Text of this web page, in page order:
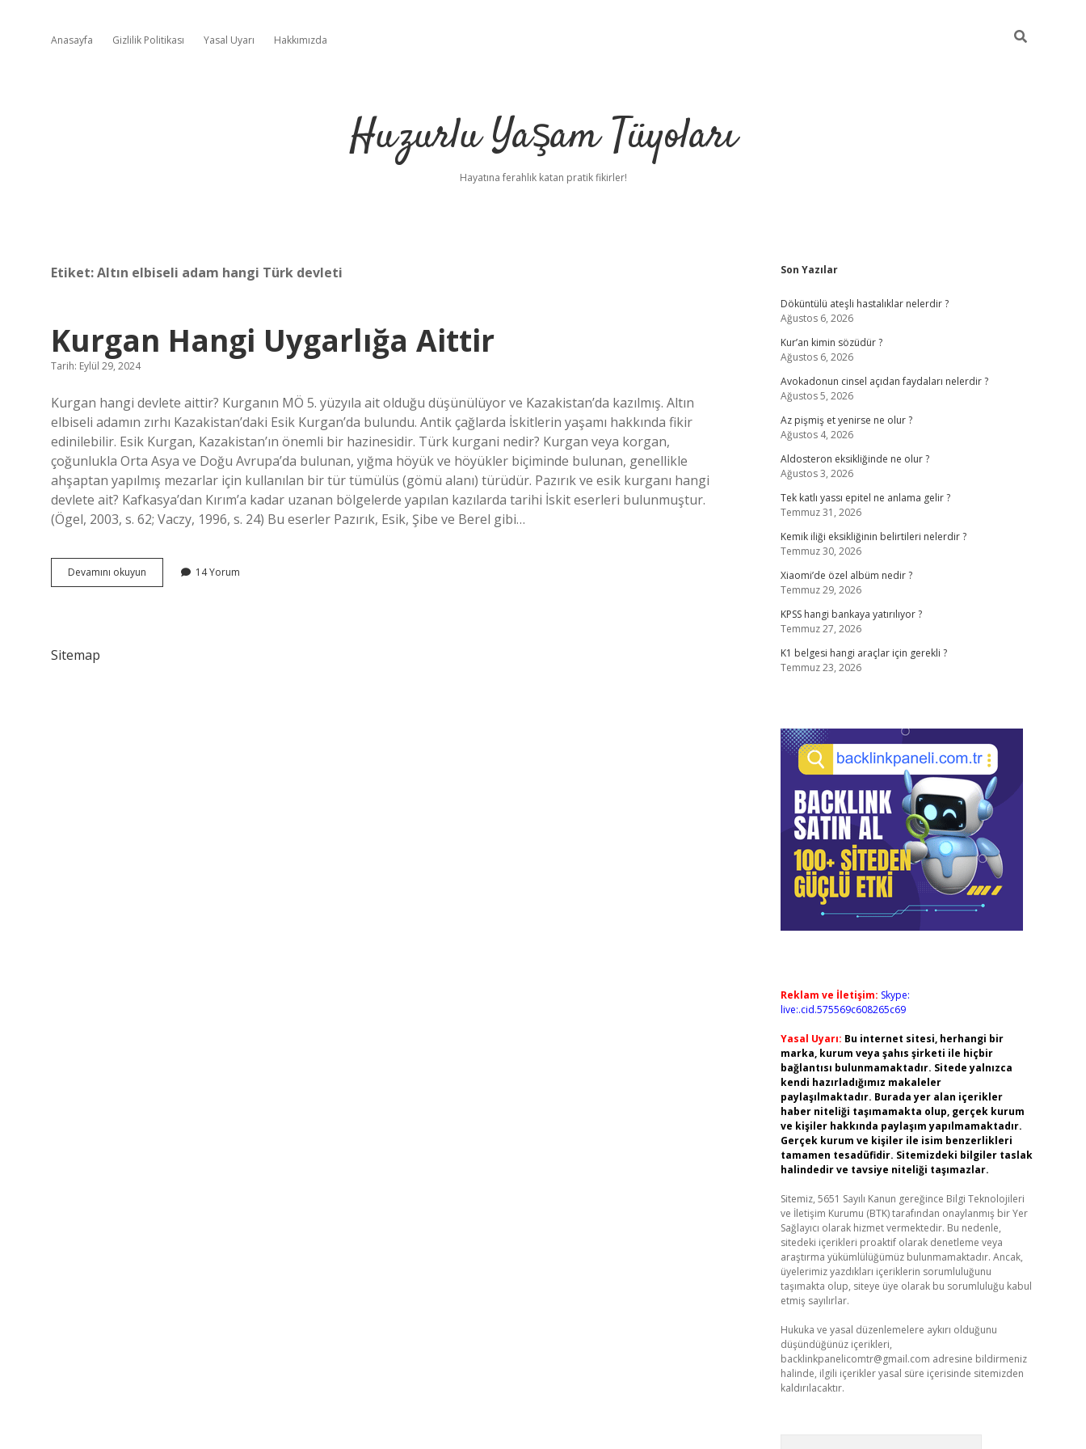
Anasayfa Gizlilik Politikası Yasal Uyarı Hakkımızda
Huzurlu Yaşam Tüyoları
Hayatına ferahlık katan pratik fikirler!
Etiket:Altın elbiseli adam hangi Türk devleti
Kurgan Hangi Uygarlığa Aittir
Tarih: Eylül 29, 2024
Kurgan hangi devlete aittir? Kurganın MÖ 5. yüzyıla ait olduğu düşünülüyor ve Kazakistan’da kazılmış. Altın
elbiseli adamın zırhı Kazakistan’daki Esik Kurgan’da bulundu. Antik çağlarda İskitlerin yaşamı hakkında fikir
edinilebilir. Esik Kurgan, Kazakistan’ın önemli bir hazinesidir. Türk kurgani nedir? Kurgan veya korgan,
çoğunlukla Orta Asya ve Doğu Avrupa’da bulunan, yığma höyük ve höyükler biçiminde bulunan, genellikle
ahşaptan yapılmış mezarlar için kullanılan bir tür tümülüs (gömü alanı) türüdür. Pazırık ve esik kurganı hangi
devlete ait? Kafkasya’dan Kırım’a kadar uzanan bölgelerde yapılan kazılarda tarihi İskit eserleri bulunmuştur.
(Ögel, 2003, s. 62; Vaczy, 1996, s. 24) Bu eserler Pazırık, Esik, Şibe ve Berel gibi…
Devamını okuyun
Hangi
14 Yorum
Sitemap
Sidebar
Son Yazılar
Döküntülü ateşli hastalıklar nelerdir ?
Ağustos 6, 2026
Kur’an kimin sözüdür ?
Ağustos 6, 2026
Avokadonun cinsel açıdan faydaları nelerdir ?
Ağustos 5, 2026
Az pişmiş et yenirse ne olur ?
Ağustos 4, 2026
Aldosteron eksikliğinde ne olur ?
Ağustos 3, 2026
Tek katlı yassı epitel ne anlama gelir ?
Temmuz 31, 2026
Kemik iliği eksikliğinin belirtileri nelerdir ?
Temmuz 30, 2026
Xiaomi’de özel albüm nedir ?
Temmuz 29, 2026
KPSS hangi bankaya yatırılıyor ?
Temmuz 27, 2026
K1 belgesi hangi araçlar için gerekli ?
Temmuz 23, 2026
Reklam ve İletişim: Skype:
live:.cid.575569c608265c69
Yasal Uyarı: Bu internet sitesi, herhangi bir
marka, kurum veya şahıs şirketi ile hiçbir
bağlantısı bulunmamaktadır. Sitede yalnızca
kendi hazırladığımız makaleler
paylaşılmaktadır. Burada yer alan içerikler
haber niteliği taşımamakta olup, gerçek kurum
ve kişiler hakkında paylaşım yapılmamaktadır.
Gerçek kurum ve kişiler ile isim benzerlikleri
tamamen tesadüfidir. Sitemizdeki bilgiler taslak
halindedir ve tavsiye niteliği taşımazlar.
Sitemiz, 5651 Sayılı Kanun gereğince Bilgi Teknolojileri
ve İletişim Kurumu (BTK) tarafından onaylanmış bir Yer
Sağlayıcı olarak hizmet vermektedir. Bu nedenle,
sitedeki içerikleri proaktif olarak denetleme veya
araştırma yükümlülüğümüz bulunmamaktadır. Ancak,
üyelerimiz yazdıkları içeriklerin sorumluluğunu
taşımakta olup, siteye üye olarak bu sorumluluğu kabul
etmiş sayılırlar.
Hukuka ve yasal düzenlemelere aykırı olduğunu
düşündüğünüz içerikleri,
backlinkpanelicomtr@gmail.com adresine bildirmeniz
halinde, ilgili içerikler yasal süre içerisinde sitemizden
kaldırılacaktır.